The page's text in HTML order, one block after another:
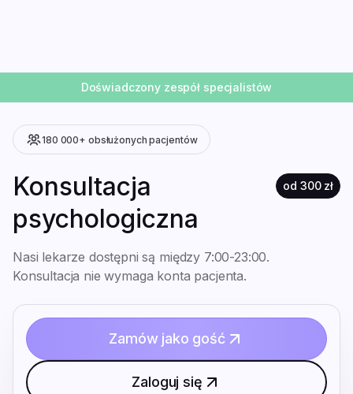
Doświadczony zespół specjalistów
180 000+ obsłużonych pacjentów
Konsultacja
psychologiczna
od 300zł
Nasi lekarze dostępni są między 7:00-23:00.
Konsultacja nie wymaga konta pacjenta.
Zamów jako gość
Zaloguj się